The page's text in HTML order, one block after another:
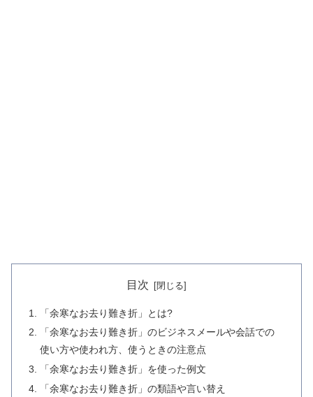
目次
「余寒なお去り難き折」とは?
「余寒なお去り難き折」のビジネスメールや会話での
使い方や使われ方、使うときの注意点
「余寒なお去り難き折」を使った例文
「余寒なお去り難き折」の類語や言い替え